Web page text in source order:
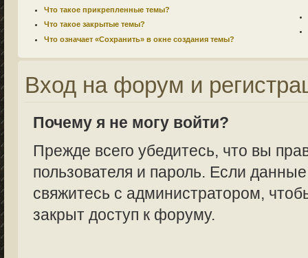
Что такое прикрепленные темы?
Что такое закрытые темы?
Что означает «Сохранить» в окне создания темы?
Вход на форум и
Почему я не могу войти?
Прежде всего убедитесь, что вы
пользователя и пароль. Если
свяжитесь с администратором,
закрыт доступ к форуму.